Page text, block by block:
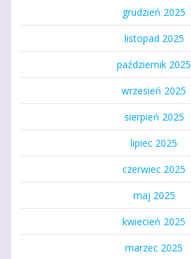
grudzień 2025
listopad 2025
październik 2025
wrzesień 2025
sierpień 2025
lipiec 2025
czerwiec 2025
maj 2025
kwiecień 2025
marzec 2025